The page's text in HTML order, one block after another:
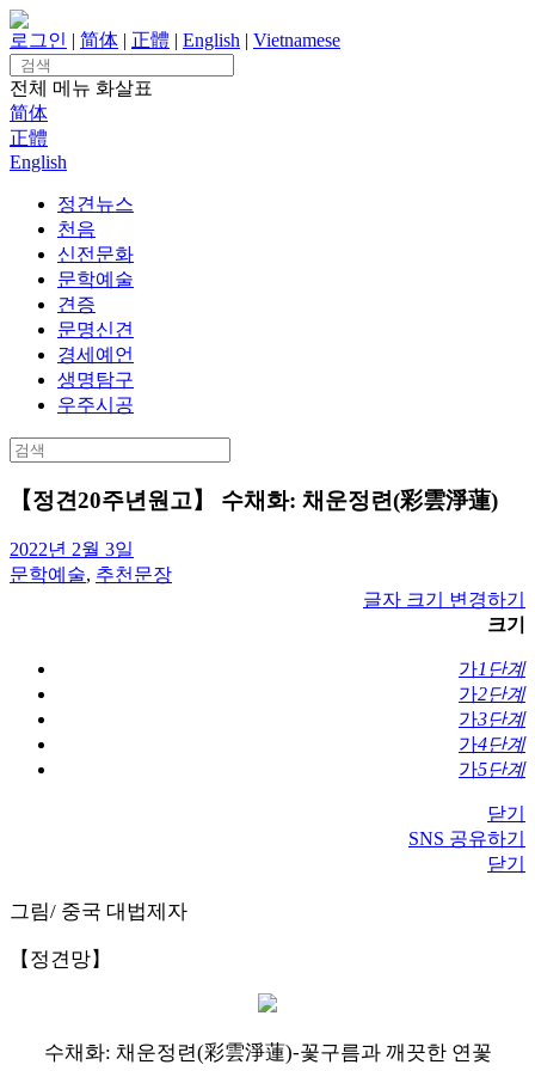
Skip
to
content
로그인 | 简体 | 正體 | English | Vietnamese
Search
for:
전체 메뉴 화살표
简体
正體
English
정견뉴스
천음
신전문화
문학예술
견증
문명신견
경세예언
생명탐구
우주시공
Search
for:
【정견20주년원고】 수채화: 채운정련(彩雲淨蓮)
2022년 2월 3일
문학예술, 추천문장
글자 크기 변경하기
크기
가1단계
가2단계
가3단계
가4단계
가5단계
닫기
SNS 공유하기
닫기
그림/ 중국 대법제자
【정견망】
수채화: 채운정련(彩雲淨蓮)-꽃구름과 깨끗한 연꽃